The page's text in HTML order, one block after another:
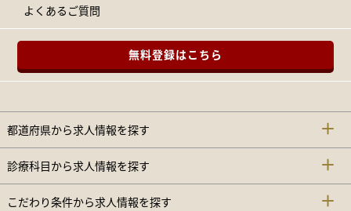
よくあるご質問
無料登録はこちら
都道府県から求人情報を探す
診療科目から求人情報を探す
こだわり条件から求人情報を探す